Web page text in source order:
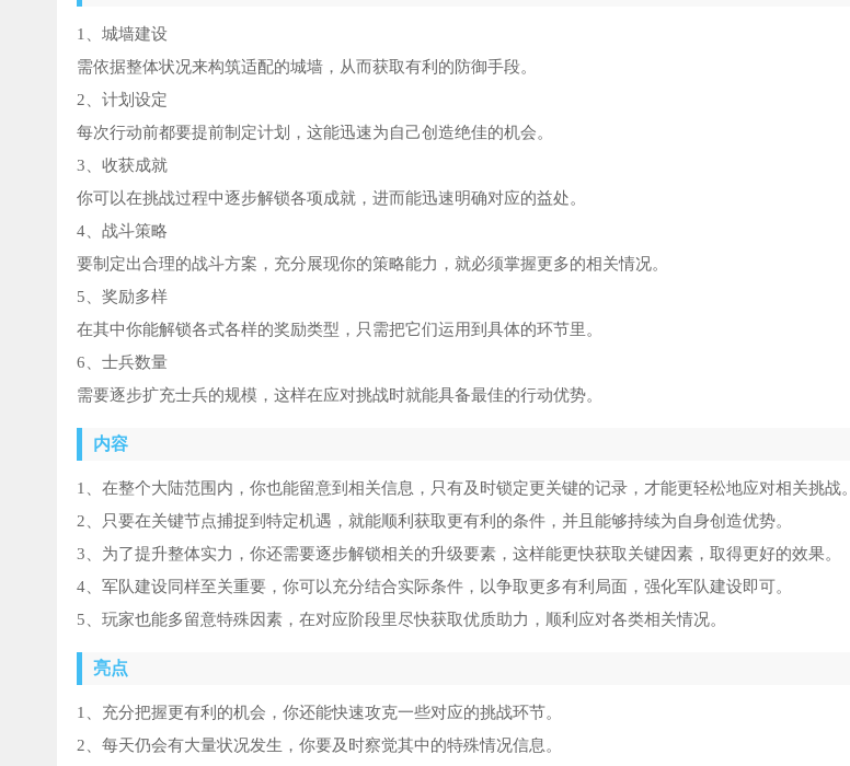
1、城墙建设
需依据整体状况来构筑适配的城墙，从而获取有利的防御手段。
2、计划设定
每次行动前都要提前制定计划，这能迅速为自己创造绝佳的机会。
3、收获成就
你可以在挑战过程中逐步解锁各项成就，进而能迅速明确对应的益处。
4、战斗策略
要制定出合理的战斗方案，充分展现你的策略能力，就必须掌握更多的相关情况。
5、奖励多样
在其中你能解锁各式各样的奖励类型，只需把它们运用到具体的环节里。
6、士兵数量
需要逐步扩充士兵的规模，这样在应对挑战时就能具备最佳的行动优势。
内容
1、在整个大陆范围内，你也能留意到相关信息，只有及时锁定更关键的记录，才能更轻松地应对相关挑战。
2、只要在关键节点捕捉到特定机遇，就能顺利获取更有利的条件，并且能够持续为自身创造优势。
3、为了提升整体实力，你还需要逐步解锁相关的升级要素，这样能更快获取关键因素，取得更好的效果。
4、军队建设同样至关重要，你可以充分结合实际条件，以争取更多有利局面，强化军队建设即可。
5、玩家也能多留意特殊因素，在对应阶段里尽快获取优质助力，顺利应对各类相关情况。
亮点
1、充分把握更有利的机会，你还能快速攻克一些对应的挑战环节。
2、每天仍会有大量状况发生，你要及时察觉其中的特殊情况信息。